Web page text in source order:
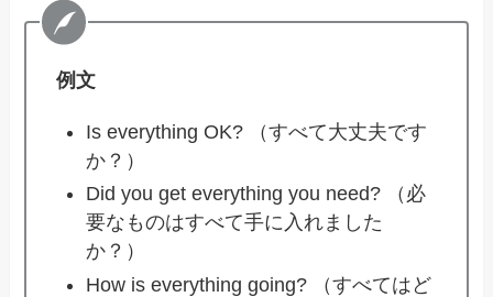
例文
Is everything OK? （すべて大丈夫です
か？）
Did you get everything you need? （必
要なものはすべて手に入れました
か？）
How is everything going? （すべてはど